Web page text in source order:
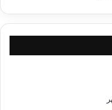
فارسی